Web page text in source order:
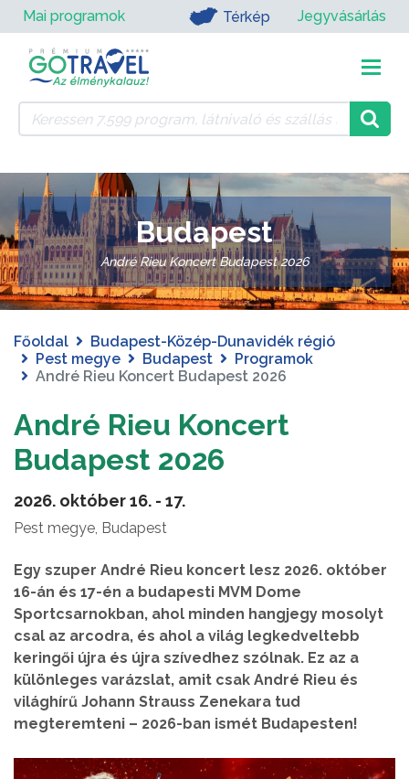
Mai programok Térkép Jegyvásárlás
Budapest
André Rieu Koncert Budapest 2026
Főoldal
Budapest-Közép-Dunavidék régió
Pest megye
Budapest
Programok
André Rieu Koncert Budapest 2026
André Rieu Koncert
Budapest 2026
2026. október 16. - 17.
Pest megye, Budapest
Egy szuper André Rieu koncert lesz 2026. október
16-án és 17-én a budapesti MVM Dome
Sportcsarnokban, ahol minden hangjegy mosolyt
csal az arcodra, és ahol a világ legkedveltebb
keringői újra és újra szívedhez szólnak. Ez az a
különleges varázslat, amit csak André Rieu és
világhírű Johann Strauss Zenekara tud
megteremteni – 2026-ban ismét Budapesten!